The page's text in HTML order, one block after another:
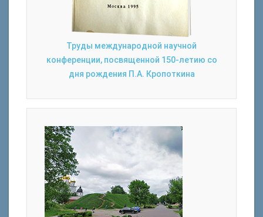
Труды международной научной
конференции, посвященной 150-летию со
дня рождения П.А. Кропоткина